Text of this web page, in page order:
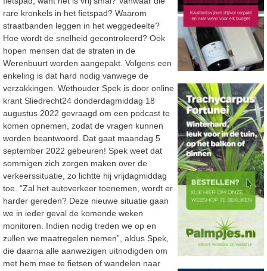
rare kronkels in het fietspad? Waarom
straatbanden leggen in het weggedeelte?
Hoe wordt de snelheid gecontroleerd? Ook
hopen mensen dat de straten in de
Werenbuurt worden aangepakt. Volgens een
enkeling is dat hard nodig vanwege de
verzakkingen. Wethouder Spek is door online
krant Sliedrecht24 donderdagmiddag 18
augustus 2022 gevraagd om een podcast te
komen opnemen, zodat de vragen kunnen
worden beantwoord. Dat gaat maandag 5
september 2022 gebeuren! Spek weet dat
sommigen zich zorgen maken over de
verkeerssituatie, zo lichtte hij vrijdagmiddag
toe. “Zal het autoverkeer toenemen, wordt er
harder gereden? Deze nieuwe situatie gaan
we in ieder geval de komende weken
monitoren. Indien nodig treden we op en
zullen we maatregelen nemen”, aldus Spek,
die daarna alle aanwezigen uitnodigden om
met hem mee te fietsen of wandelen naar